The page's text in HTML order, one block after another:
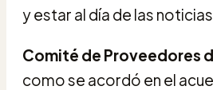
y estar al día de las
Comité de Proveedores
como se acordó en el